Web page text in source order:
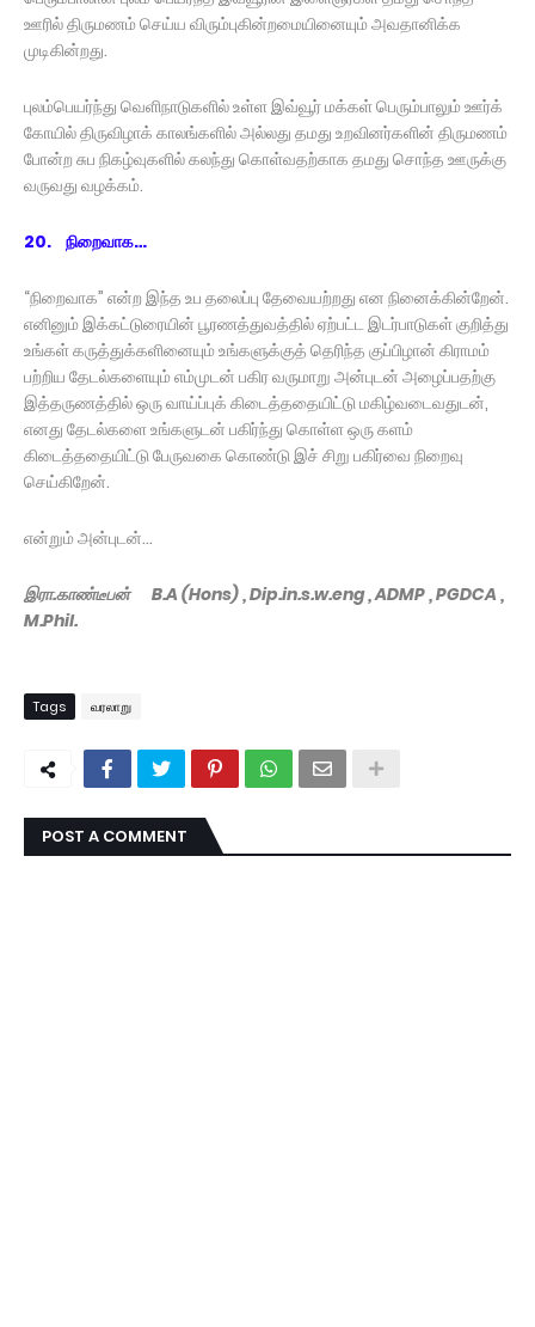
ஊரில் திருமணம் செய்ய விரும்புகின்றமையினையும் அவதானிக்க
முடிகின்றது.
புலம்பெயர்ந்து வெளிநாடுகளில் உள்ள இவ்வூர் மக்கள் பெரும்பாலும் ஊர்க்
கோயில் திருவிழாக் காலங்களில் அல்லது தமது உறவினர்களின் திருமணம்
போன்ற சுப நிகழ்வுகளில் கலந்து கொள்வதற்காக தமது சொந்த ஊருக்கு
வருவது வழக்கம்.
20. நிறைவாக…
“நிறைவாக” என்ற இந்த உப தலைப்பு தேவையற்றது என நினைக்கின்றேன்.
எனினும் இக்கட்டுரையின் பூரணத்துவத்தில் ஏற்பட்ட இடர்பாடுகள் குறித்து
உங்கள் கருத்துக்களினையும் உங்களுக்குத் தெரிந்த குப்பிழான் கிராமம்
பற்றிய தேடல்களையும் எம்முடன் பகிர வருமாறு அன்புடன் அழைப்பதற்கு
இத்தருணத்தில் ஒரு வாய்ப்புக் கிடைத்ததையிட்டு மகிழ்வடைவதுடன்,
எனது தேடல்களை உங்களுடன் பகிர்ந்து கொள்ள ஒரு களம்
கிடைத்ததையிட்டு பேருவகை கொண்டு இச் சிறு பகிர்வை நிறைவு
செய்கிறேன்.
என்றும் அன்புடன்…
இரா.காண்டீபன் B.A (Hons) , Dip.in.s.w.eng , ADMP , PGDCA ,
M.Phil.
Tags வரலாறு
POST A COMMENT